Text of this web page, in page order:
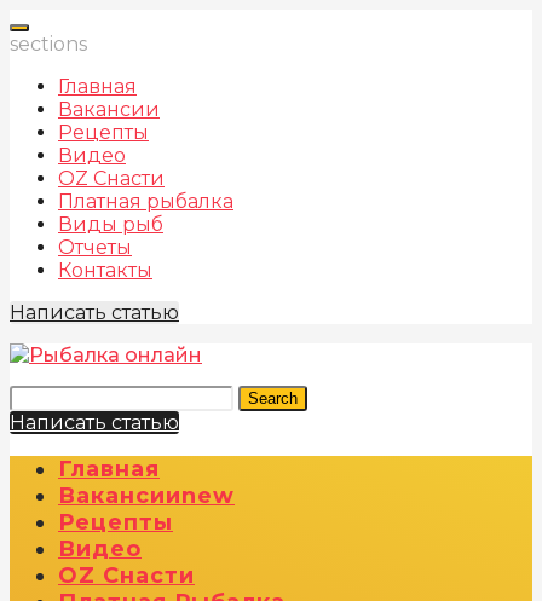
sections
Главная
Вакансии
Рецепты
Видео
OZ Снасти
Платная рыбалка
Виды рыб
Отчеты
Контакты
Написать статью
Search
Написать статью
Главная
ВакансииNew
Рецепты
Видео
OZ Снасти